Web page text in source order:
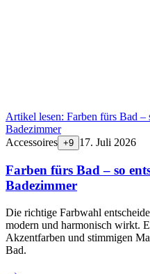
Artikel lesen: Farben fürs Bad –
Badezimmer
Accessoires +9 17. Juli 2026
Farben fürs Bad – so
Badezimmer
Die richtige Farbwahl
modern und harmonisch wirkt.
Akzentfarben und stimmigen
Bad.